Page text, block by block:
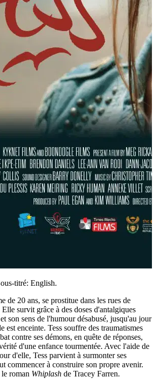
titré: English.
de 20 ans, se prostitue dans les rues de
survit grâce à des doses d'antalgiques
son sens de l'humour désabusé, jusqu'au jour
est enceinte. Tess souffre des traumatismes
contre ses démons, en quête de réponses,
d'une enfance tourmentée. Avec l'aide de
d'elle, Tess parvient à surmonter ses
commencer à construire son propre avenir.
roman Whiplash de Tracey Farren.